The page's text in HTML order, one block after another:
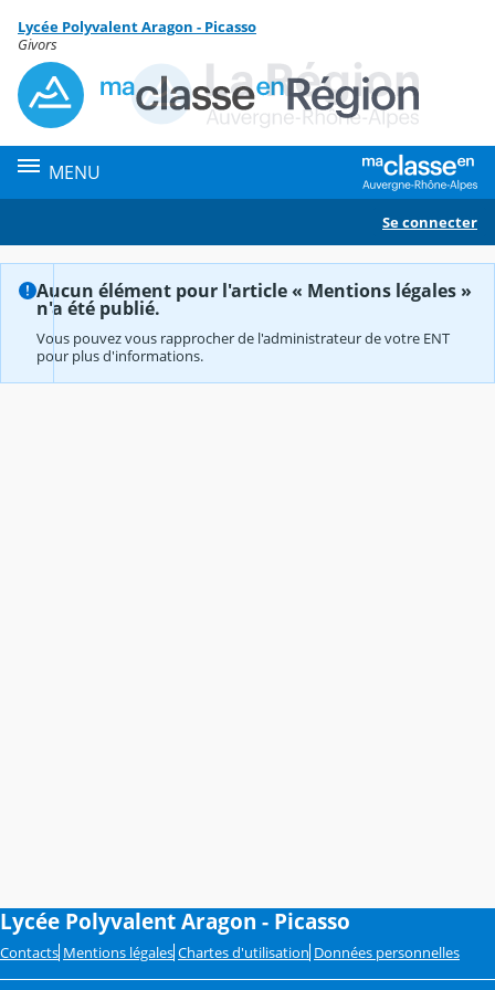
Contenu
Lycée Polyvalent Aragon - Picasso
Givors
MENU
Se connecter
Aucun élément pour l'article « Mentions légales »
n'a été publié.
Vous pouvez vous rapprocher de l'administrateur de votre ENT
pour plus d'informations.
Lycée Polyvalent Aragon - Picasso
Contacts Mentions légales Chartes d'utilisation Données personnelles